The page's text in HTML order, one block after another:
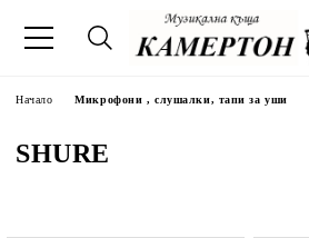
Начало Микрофони , слушалки, тапи за уши
SHURE